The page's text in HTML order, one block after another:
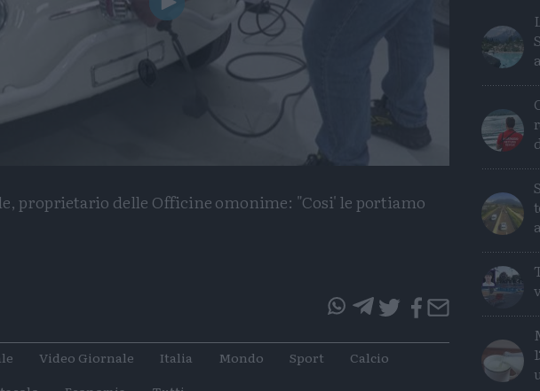
Play
proprietario delle Officine omonime: "Cosi' le portiamo
articoloarticolo
Video Giornale Italia Mondo Sport
Calcio